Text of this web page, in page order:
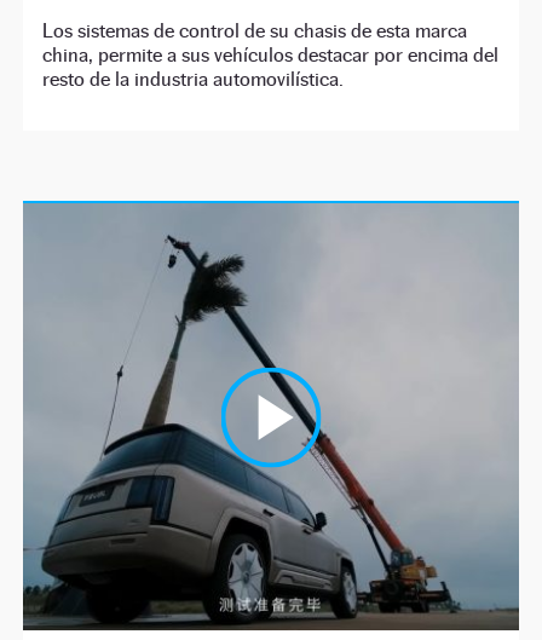
Los sistemas de control de su chasis de esta marca
china, permite a sus vehículos destacar por encima del
resto de la industria automovilística.